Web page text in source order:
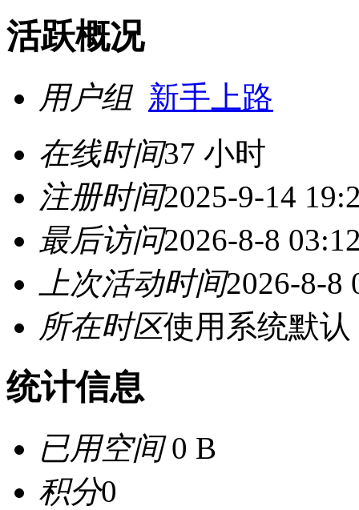
活跃概况
用户组 新手上路
在线时间37 小时
注册时间2025-9-14
最后访问2026-8-8
上次活动时间2026-8-8
所在时区使用系统默认
统计信息
已用空间0 B
积分0